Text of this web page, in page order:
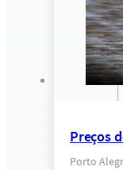
Preços
Porto